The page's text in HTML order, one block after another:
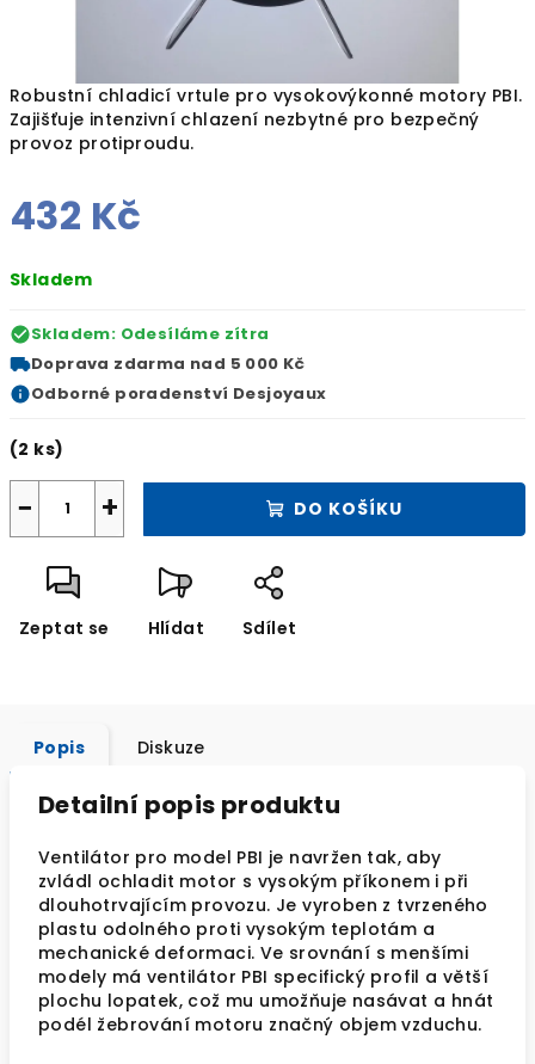
Robustní chladicí vrtule pro vysokovýkonné motory PBI.
Zajišťuje intenzivní chlazení nezbytné pro bezpečný
provoz protiproudu.
432 Kč
cena:
Skladem
Skladem: Odesíláme zítra
Doprava zdarma nad 5 000 Kč
Odborné poradenství Desjoyaux
(2 ks)
+
− DO KOŠÍKU
Zeptat se Hlídat Sdílet
Popis Diskuze
Detailní popis produktu
Ventilátor pro model PBI je navržen tak, aby
zvládl ochladit motor s vysokým příkonem i při
dlouhotrvajícím provozu. Je vyroben z tvrzeného
plastu odolného proti vysokým teplotám a
mechanické deformaci. Ve srovnání s menšími
modely má ventilátor PBI specifický profil a větší
plochu lopatek, což mu umožňuje nasávat a hnát
podél žebrování motoru značný objem vzduchu.